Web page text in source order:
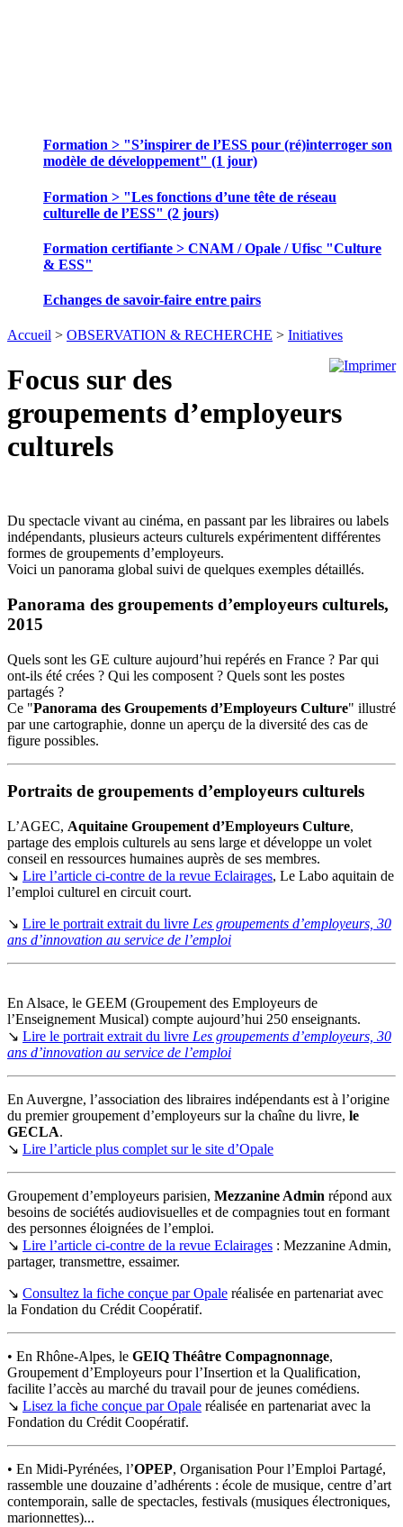
Formation > "S’inspirer de l’ESS pour (ré)interroger son
modèle de développement" (1 jour)
Formation > "Les fonctions d’une tête de réseau
culturelle de l’ESS" (2 jours)
Formation certifiante > CNAM / Opale / Ufisc "Culture
& ESS"
Echanges de savoir-faire entre pairs
Accueil > OBSERVATION & RECHERCHE > Initiatives
Focus sur des
groupements d’employeurs
culturels
Du spectacle vivant au cinéma, en passant par les libraires ou labels
indépendants, plusieurs acteurs culturels expérimentent différentes
formes de groupements d’employeurs.
Voici un panorama global suivi de quelques exemples détaillés.
Panorama des groupements d’employeurs culturels,
2015
Quels sont les GE culture aujourd’hui repérés en France ? Par qui
ont-ils été crées ? Qui les composent ? Quels sont les postes
partagés ?
Ce "Panorama des Groupements d’Employeurs Culture" illustré
par une cartographie, donne un aperçu de la diversité des cas de
figure possibles.
Portraits de groupements d’employeurs culturels
L’AGEC, Aquitaine Groupement d’Employeurs Culture,
partage des emplois culturels au sens large et développe un volet
conseil en ressources humaines auprès de ses membres.
↘ Lire l’article ci-contre de la revue Eclairages, Le Labo aquitain de
l’emploi culturel en circuit court.
↘ Lire le portrait extrait du livre Les groupements d’employeurs, 30
ans d’innovation au service de l’emploi
En Alsace, le GEEM (Groupement des Employeurs de
l’Enseignement Musical) compte aujourd’hui 250 enseignants.
↘ Lire le portrait extrait du livre Les groupements d’employeurs, 30
ans d’innovation au service de l’emploi
En Auvergne, l’association des libraires indépendants est à l’origine
du premier groupement d’employeurs sur la chaîne du livre, le
GECLA.
↘ Lire l’article plus complet sur le site d’Opale
Groupement d’employeurs parisien, Mezzanine Admin répond aux
besoins de sociétés audiovisuelles et de compagnies tout en formant
des personnes éloignées de l’emploi.
↘ Lire l’article ci-contre de la revue Eclairages : Mezzanine Admin,
partager, transmettre, essaimer.
↘ Consultez la fiche conçue par Opale réalisée en partenariat avec
la Fondation du Crédit Coopératif.
• En Rhône-Alpes, le GEIQ Théâtre Compagnonnage,
Groupement d’Employeurs pour l’Insertion et la Qualification,
facilite l’accès au marché du travail pour de jeunes comédiens.
↘ Lisez la fiche conçue par Opale réalisée en partenariat avec la
Fondation du Crédit Coopératif.
• En Midi-Pyrénées, l’OPEP, Organisation Pour l’Emploi Partagé,
rassemble une douzaine d’adhérents : école de musique, centre d’art
contemporain, salle de spectacles, festivals (musiques électroniques,
marionnettes)...